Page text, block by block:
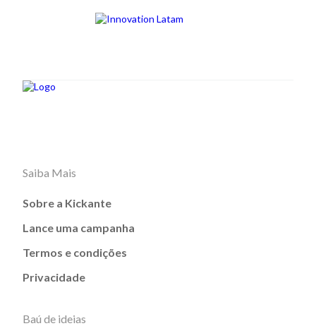
Saiba Mais
Sobre a Kickante
Lance uma campanha
Termos e condições
Privacidade
Baú de ideias